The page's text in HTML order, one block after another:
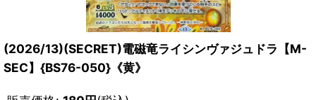
(2026/13)(SECRET)電磁竜ライシンヴァジュドラ【M-
SEC】{BS76-050}《黄》